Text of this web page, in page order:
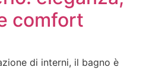
comfort
di interni, il bagno è